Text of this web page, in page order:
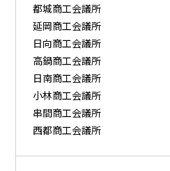
都城商工会議所
延岡商工会議所
日向商工会議所
高鍋商工会議所
日南商工会議所
小林商工会議所
串間商工会議所
西都商工会議所